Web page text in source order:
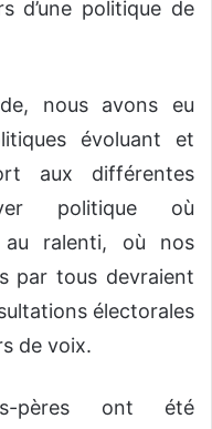
d’une politique de
nous avons eu
évoluant et
aux différentes
politique où
ralenti, où nos
par tous devraient
électorales
de voix.
pères ont été